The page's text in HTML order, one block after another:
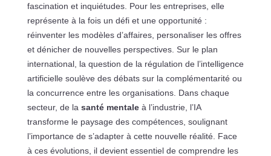
fascination et inquiétudes. Pour les entreprises, elle
représente à la fois un défi et une opportunité :
réinventer les modèles d’affaires, personaliser les offres
et dénicher de nouvelles perspectives. Sur le plan
international, la question de la régulation de l’intelligence
artificielle soulève des débats sur la complémentarité ou
la concurrence entre les organisations. Dans chaque
secteur, de la santé mentaleà l’industrie, l’IA
transforme le paysage des compétences, soulignant
l’importance de s’adapter à cette nouvelle réalité. Face
à ces évolutions, il devient essentiel de comprendre les